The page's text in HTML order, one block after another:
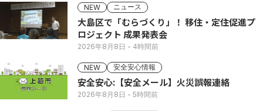
NEW ニュース
大島区で「むらづくり」！ 移住・定住促進プ
ロジェクト 成果発表会
2026年8月8日 - 4時間前
NEW 安全安心情報
安全安心:【安全メール】火災誤報連絡
2026年8月8日 - 5時間前